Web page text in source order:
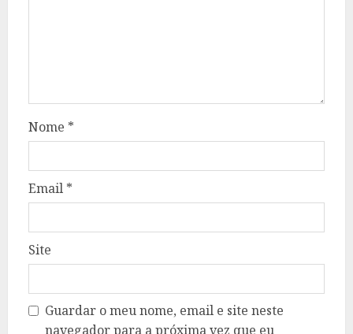
Nome *
Email *
Site
Guardar o meu nome, email e site neste
navegador para a próxima vez que eu